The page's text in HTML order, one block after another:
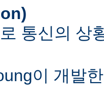
통신의 상
이 개발